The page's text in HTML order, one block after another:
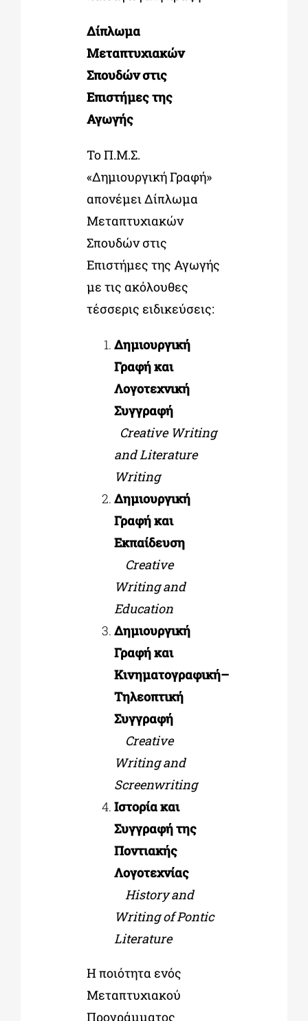
Δίπλωμα
Μεταπτυχιακών
Σπουδών στις
Επιστήμες της
Αγωγής
Το Π.Μ.Σ.
«Δημιουργική Γραφή»
απονέμει Δίπλωμα
Μεταπτυχιακών
Σπουδών στις
Επιστήμες της Αγωγής
με τις ακόλουθες
τέσσερις ειδικεύσεις:
Δημιουργική
Γραφή και
Λογοτεχνική
Συγγραφή
Creative Writing
and Literature
Writing
Δημιουργική
Γραφή και
Εκπαίδευση
Creative
Writing and
Education
Δημιουργική
Γραφή και
Κινηματογραφική–
Τηλεοπτική
Συγγραφή
Creative
Writing and
Screenwriting
Ιστορία και
Συγγραφή της
Ποντιακής
Λογοτεχνίας
History and
Writing of Pontic
Literature
Η ποιότητα ενός
Μεταπτυχιακού
Προγράμματος